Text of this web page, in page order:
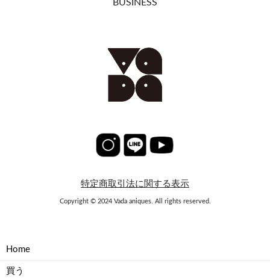
Home
買う
BUSINESS
特定商取引法に関する表示
Copyright © 2024 Vada aniques. All rights reserved.